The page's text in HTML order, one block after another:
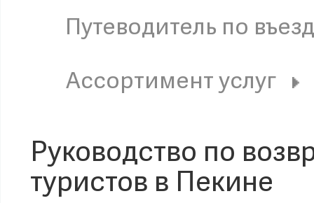
Путеводитель по
Ассортимент услуг
Руководство по
туристов в Пекине